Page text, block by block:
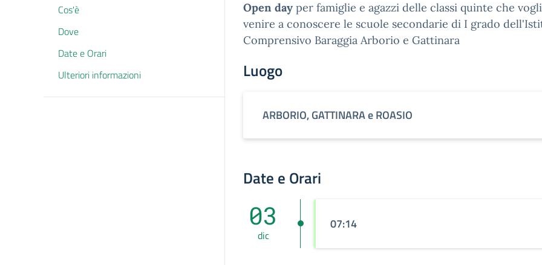
Cos'è
Dove
Date e Orari
Ulteriori informazioni
Open day per famiglie e agazzi delle classi quinte che
venire a conoscere le scuole secondarie di I grado
Comprensivo Baraggia Arborio e Gattinara
Luogo
ARBORIO, GATTINARA e ROASIO
Date e Orari
03
dic
07:14